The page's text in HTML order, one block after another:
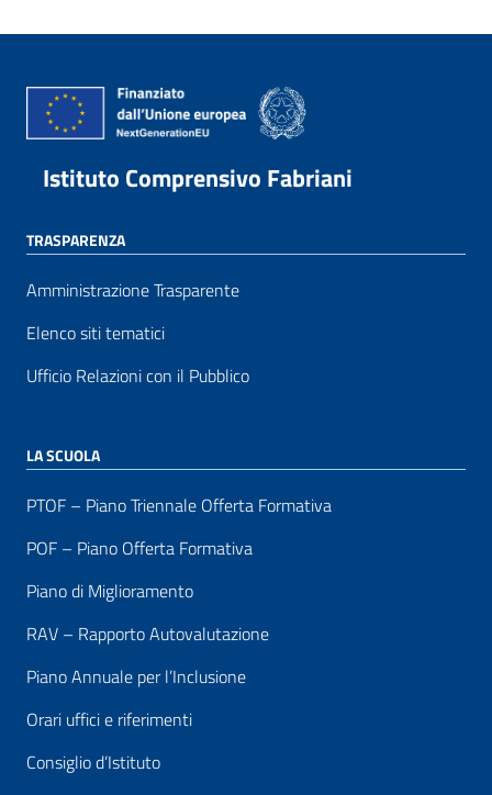
Istituto Comprensivo Fabriani
TRASPARENZA
Amministrazione Trasparente
Elenco siti tematici
Ufficio Relazioni con il Pubblico
LA SCUOLA
PTOF – Piano Triennale Offerta Formativa
POF – Piano Offerta Formativa
Piano di Miglioramento
RAV – Rapporto Autovalutazione
Piano Annuale per l’Inclusione
Orari uffici e riferimenti
Consiglio d’Istituto